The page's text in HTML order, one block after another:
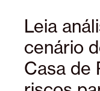
Leia
cenário
Casa de